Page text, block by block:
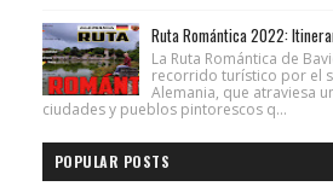
Ruta Romántica 2022:
La Ruta Romántica de
recorrido turístico por el
Alemania, que atraviesa
ciudades y pueblos pintorescos q...
POPULAR POSTS